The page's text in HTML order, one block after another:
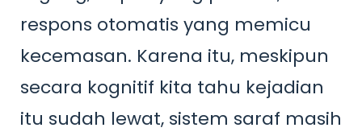
respons otomatis yang memicu
kecemasan. Karena itu, meskipun
secara kognitif kita tahu kejadian
itu sudah lewat, sistem saraf masih